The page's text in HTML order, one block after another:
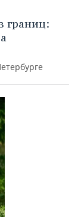
границ: